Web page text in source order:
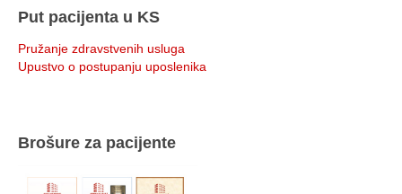
Put pacijenta u KS
Pružanje zdravstvenih usluga
Upustvo o postupanju uposlenika
Brošure za pacijente